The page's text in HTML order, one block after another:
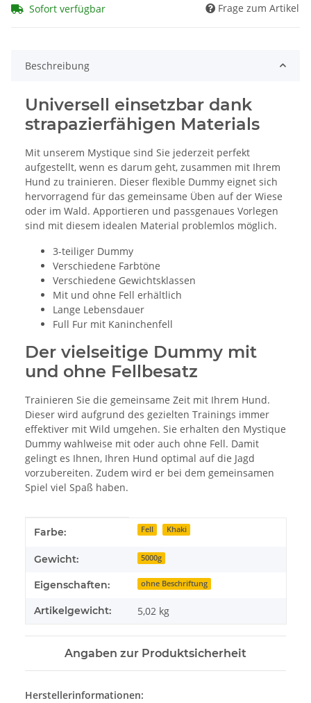
Sofort verfügbar Frage zum Artikel
Beschreibung
Universell einsetzbar dank
strapazierfähigen Materials
Mit unserem Mystique sind Sie jederzeit perfekt
aufgestellt, wenn es darum geht, zusammen mit Ihrem
Hund zu trainieren. Dieser flexible Dummy eignet sich
hervorragend für das gemeinsame Üben auf der Wiese
oder im Wald. Apportieren und passgenaues Vorlegen
sind mit diesem idealen Material problemlos möglich.
3-teiliger Dummy
Verschiedene Farbtöne
Verschiedene Gewichtsklassen
Mit und ohne Fell erhältlich
Lange Lebensdauer
Full Fur mit Kaninchenfell
Der vielseitige Dummy mit
und ohne Fellbesatz
Trainieren Sie die gemeinsame Zeit mit Ihrem Hund.
Dieser wird aufgrund des gezielten Trainings immer
effektiver mit Wild umgehen. Sie erhalten den Mystique
Dummy wahlweise mit oder auch ohne Fell. Damit
gelingt es Ihnen, Ihren Hund optimal auf die Jagd
vorzubereiten. Zudem wird er bei dem gemeinsamen
Spiel viel Spaß haben.
Produkteigenschaft
Wert
Farbe: Fell Khaki
Gewicht: 5000g
Eigenschaften: ohne Beschriftung
Artikelgewicht: 5,02 kg
Angaben zur Produktsicherheit
Herstellerinformationen: